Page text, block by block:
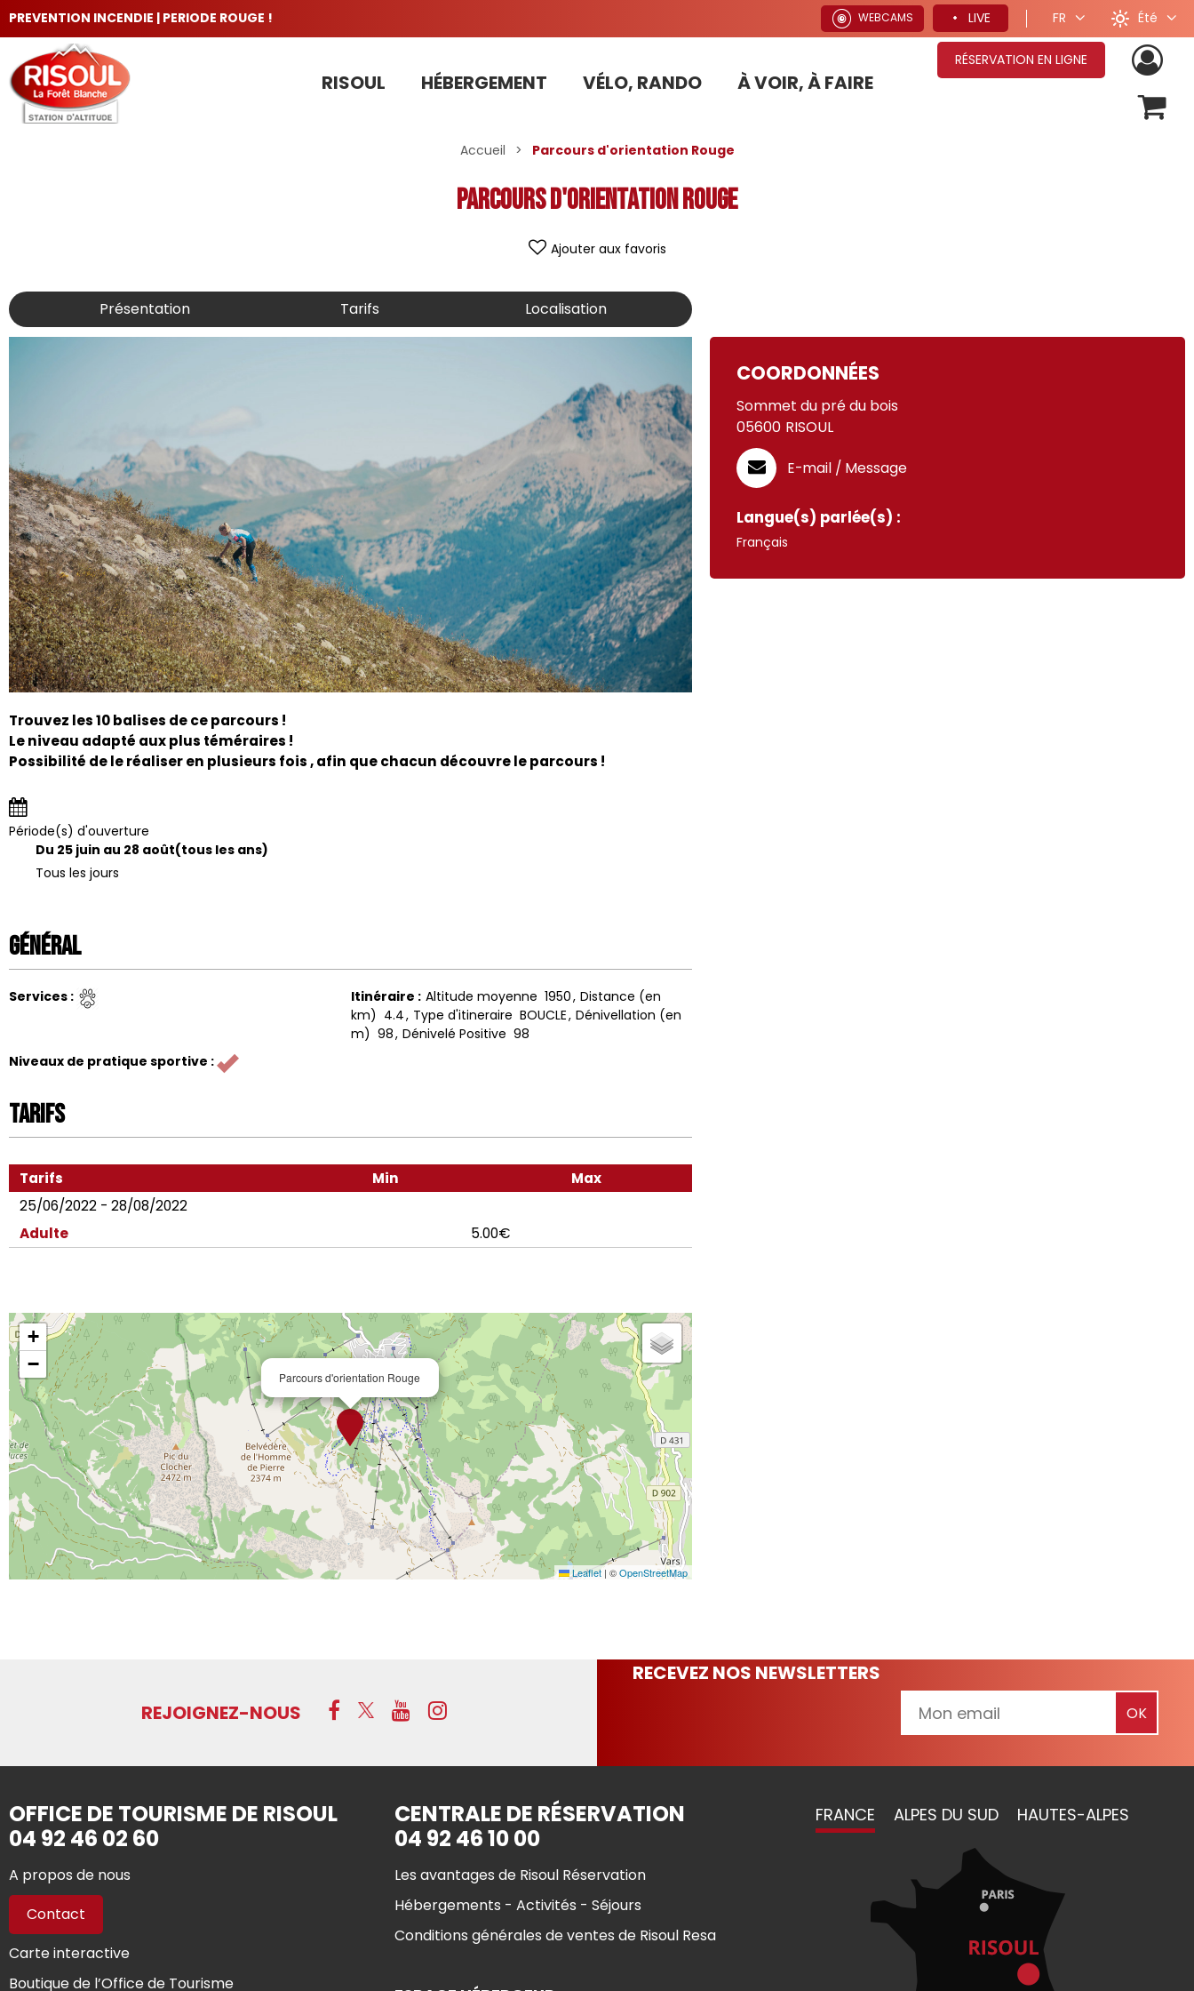
PREVENTION INCENDIE | PERIODE ROUGE ! WEBCAMS LIVE FR Été
RISOUL HÉBERGEMENT VÉLO, RANDO À VOIR, À FAIRE
RÉSERVATION EN LIGNE
Accueil > Parcours d'orientation Rouge
Parcours d'orientation Rouge
Ajouter aux favoris
Présentation Tarifs Localisation
COORDONNÉES
Sommet du pré du bois
05600 RISOUL
E-mail / Message
Langue(s) parlée(s) :
Français
Trouvez les 10 balises de ce parcours !
Le niveau adapté aux plus téméraires !
Possibilité de le réaliser en plusieurs fois , afin que chacun découvre le parcours !
Période(s) d'ouverture
Du 25 juin au 28 août(tous les ans)
Tous les jours
Général
Services : Itinéraire : Altitude moyenne 1950 Distance (en
km) 4.4 Type d'itineraire BOUCLE Dénivellation (en
m) 98 Dénivelé Positive 98
Niveaux de pratique sportive :
Tarifs
Tarifs Min
Max
25/06/2022 - 28/08/2022
Adulte
5.00€
Parcours d'orientation Rouge
+
−
Leaflet | ©OpenStreetMap
REJOIGNEZ-NOUS
RECEVEZ NOS NEWSLETTERS
OFFICE DE TOURISME DE RISOUL
04 92 46 02 60
A propos de nous
Contact
Carte interactive
Boutique de l’Office de Tourisme
CENTRALE DE RÉSERVATION
04 92 46 10 00
Les avantages de Risoul Réservation
Hébergements - Activités - Séjours
Conditions générales de ventes de Risoul Resa
FRANCE ALPES DU SUD HAUTES-ALPES